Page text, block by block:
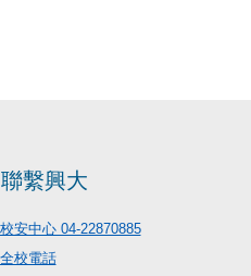
聯繫興大
校安中心 04-22870885
全校電話